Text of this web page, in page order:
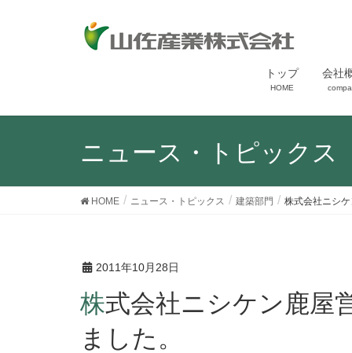
トップ
HOME
会社
ニュース・トピックス
HOME ニュース・トピックス 建築部門 株式会社ニシ
2011年10月28日
株式会社ニシケン鹿屋営業所様事務所新築完成致し
ました。